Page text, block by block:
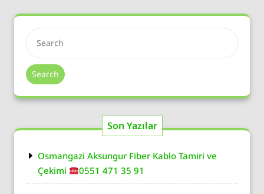
Search
Son Yazılar
Osmangazi Aksungur Fiber Kablo Tamiri ve
Çekimi
0551 471 35 91